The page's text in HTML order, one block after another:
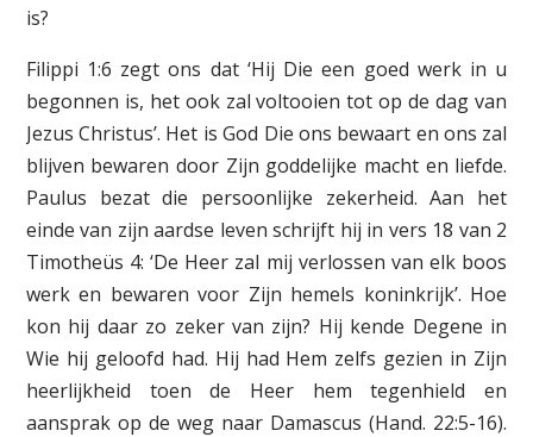
is?
Filippi 1:6 zegt ons dat ‘Hij Die een goed werk in u
begonnen is, het ook zal voltooien tot op de dag van
Jezus Christus’. Het is God Die ons bewaart en ons zal
blijven bewaren door Zijn goddelijke macht en liefde.
Paulus bezat die persoonlijke zekerheid. Aan het
einde van zijn aardse leven schrijft hij in vers 18 van 2
Timotheüs 4: ‘De Heer zal mij verlossen van elk boos
werk en bewaren voor Zijn hemels koninkrijk’. Hoe
kon hij daar zo zeker van zijn? Hij kende Degene in
Wie hij geloofd had. Hij had Hem zelfs gezien in Zijn
heerlijkheid toen de Heer hem tegenhield en
aansprak op de weg naar Damascus (Hand. 22:5-16).